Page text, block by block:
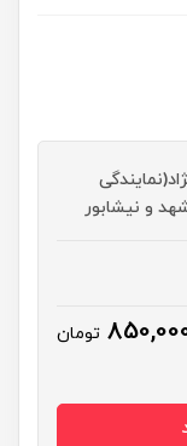
و نیشابور
تومان